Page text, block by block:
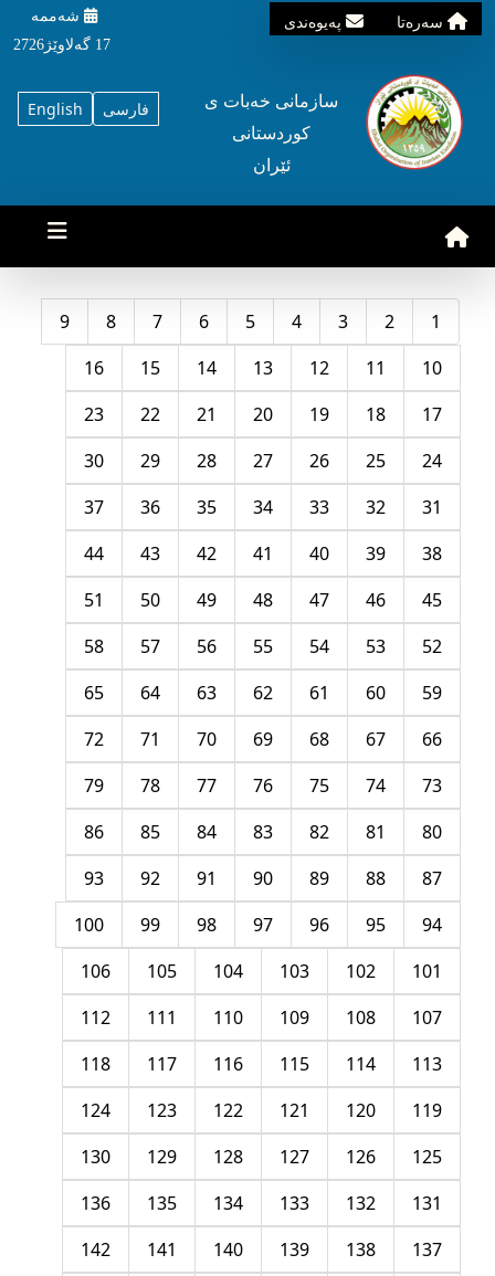
سه‌ره‌تا په‌یوه‌ندی
شه‌ممه‌
17 گه‌لاوێژ2726
English فارسی
سازمانی خه‌بات ی
کوردستانی
ئێران
1
2
3
4
5
6
7
8
9
10
11
12
13
14
15
16
17
18
19
20
21
22
23
24
25
26
27
28
29
30
31
32
33
34
35
36
37
38
39
40
41
42
43
44
45
46
47
48
49
50
51
52
53
54
55
56
57
58
59
60
61
62
63
64
65
66
67
68
69
70
71
72
73
74
75
76
77
78
79
80
81
82
83
84
85
86
87
88
89
90
91
92
93
94
95
96
97
98
99
100
101
102
103
104
105
106
107
108
109
110
111
112
113
114
115
116
117
118
119
120
121
122
123
124
125
126
127
128
129
130
131
132
133
134
135
136
137
138
139
140
141
142